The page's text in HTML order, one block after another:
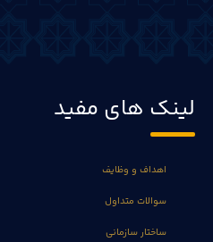
لینک های مفید
اهداف و وظایف
سوالات متداول
ساختار سازمانی